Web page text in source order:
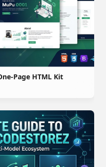
Page HTML Kit